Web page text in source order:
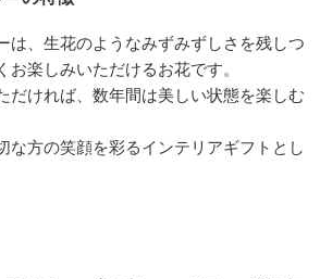
は、生花のようなみずみずしさを残しつ
お楽しみいただけるお花です。
だければ、数年間は美しい状態を楽しむ
な方の笑顔を彩るインテリアギフトとし